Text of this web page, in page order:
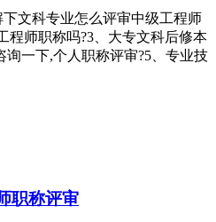
文科专业怎么评审中级工程师
程师职称吗?3、大专文科后修本
一下,个人职称评审?5、专业技
职称评审